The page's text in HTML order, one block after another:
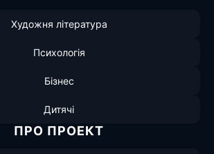
Художня література
Психологія
Бізнес
Дитячі
ПРО ПРОЕКТ